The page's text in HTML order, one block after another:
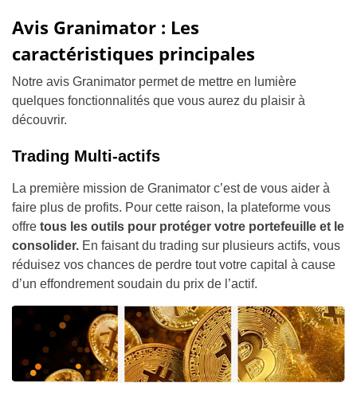
Avis Granimator : Les
caractéristiques principales
Notre avis Granimator permet de mettre en lumière
quelques fonctionnalités que vous aurez du plaisir à
découvrir.
Trading Multi-actifs
La première mission de Granimator c’est de vous aider à
faire plus de profits. Pour cette raison, la plateforme vous
offre tous les outils pour protéger votre portefeuille et le
consolider. En faisant du trading sur plusieurs actifs, vous
réduisez vos chances de perdre tout votre capital à cause
d’un effondrement soudain du prix de l’actif.